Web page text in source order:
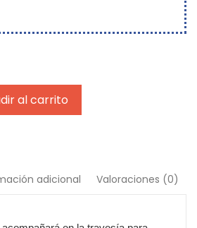
al carrito
adicional Valoraciones (0)